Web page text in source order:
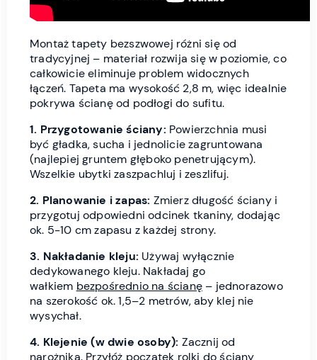
Montaż tapety bezszwowej różni się od
tradycyjnej – materiał rozwija się w poziomie, co
całkowicie eliminuje problem widocznych
łączeń. Tapeta ma wysokość 2,8 m, więc idealnie
pokrywa ścianę od podłogi do sufitu.
1. Przygotowanie ściany: Powierzchnia musi
być gładka, sucha i jednolicie zagruntowana
(najlepiej gruntem głęboko penetrującym).
Wszelkie ubytki zaszpachluj i zeszlifuj.
2. Planowanie i zapas: Zmierz długość ściany i
przygotuj odpowiedni odcinek tkaniny, dodając
ok. 5-10 cm zapasu z każdej strony.
3. Nakładanie kleju: Używaj wyłącznie
dedykowanego kleju. Nakładaj go
wałkiem bezpośrednio na ścianę – jednorazowo
na szerokość ok. 1,5–2 metrów, aby klej nie
wysychał.
4. Klejenie (w dwie osoby): Zacznij od
narożnika. Przyłóż początek rolki do ściany